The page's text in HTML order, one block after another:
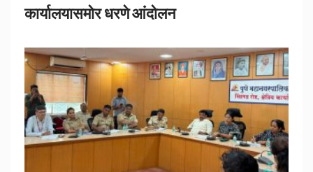
कार्यालयासमोर धरणे आंदोलन